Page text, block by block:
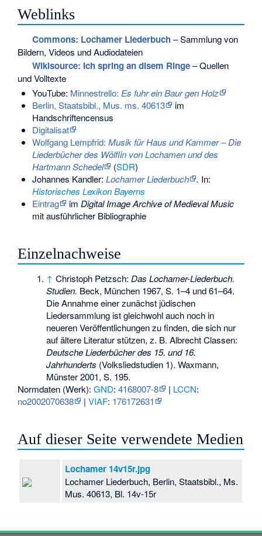
Weblinks
Commons: Lochamer Liederbuch– Sammlung von
Bildern, Videos und Audiodateien
Wikisource: Ich spring an disem Ringe– Quellen
und Volltexte
YouTube: Minnestrello: Es fuhr ein Baur gen Holz
Berlin, Staatsbibl., Mus. ms. 40613
im
Handschriftencensus
Digitalisat
Wolfgang Lempfrid: Musik für Haus und Kammer – Die
Liederbücher des Wölflin von Lochamen und des
Hartmann Schedel
(SDR)
Johannes Kandler: Lochamer Liederbuch . In:
Historisches Lexikon Bayerns
Eintrag
im Digital Image Archive of Medieval Music
mit ausführlicher Bibliographie
Einzelnachweise
↑ Christoph Petzsch:Das Lochamer-Liederbuch.
Studien. Beck, München 1967, S. 1–4 und 61–64.
Die Annahme einer zunächst jüdischen
Liedersammlung ist gleichwohl auch noch in
neueren Veröffentlichungen zu finden, die sich nur
auf ältere Literatur stützen, z. B. Albrecht Classen:
Deutsche Liederbücher des 15. und 16.
Jahrhunderts (Volksliedstudien 1). Waxmann,
Münster 2001, S. 195.
Normdaten (Werk):GND:4168007-8 | LCCN:
no2002070638
|VIAF: 176172631
Auf dieser Seite verwendete Medien
Lochamer 14v15r.jpg
Lochamer Liederbuch, Berlin, Staatsbibl., Ms.
Mus. 40613, Bl. 14v-15r